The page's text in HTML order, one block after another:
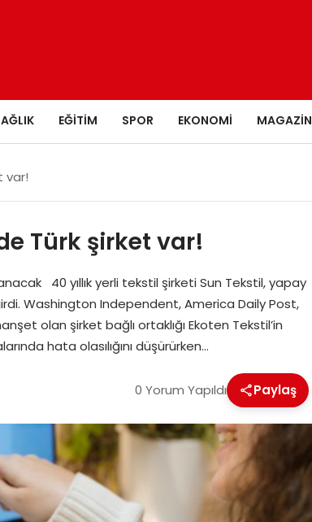
EĞITIM SPOR EKONOMI MAGAZIN
var!
Türk şirket var!
40 yıllık yerli tekstil şirketi Sun Tekstil, yapay
Washington Independent, America Daily Post,
olan şirket bağlı ortaklığı Ekoten Tekstil’in
hata olasılığını düşürürken…
0 Yorum Yapıldı Paylaş